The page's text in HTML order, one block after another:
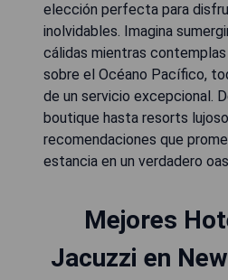
elección perfecta para
inolvidables. Imagina
cálidas mientras
sobre el Océano Pacífico,
de un servicio excepcional.
boutique hasta resorts
recomendaciones que
estancia en un verdadero
Mejores
Jacuzzi en